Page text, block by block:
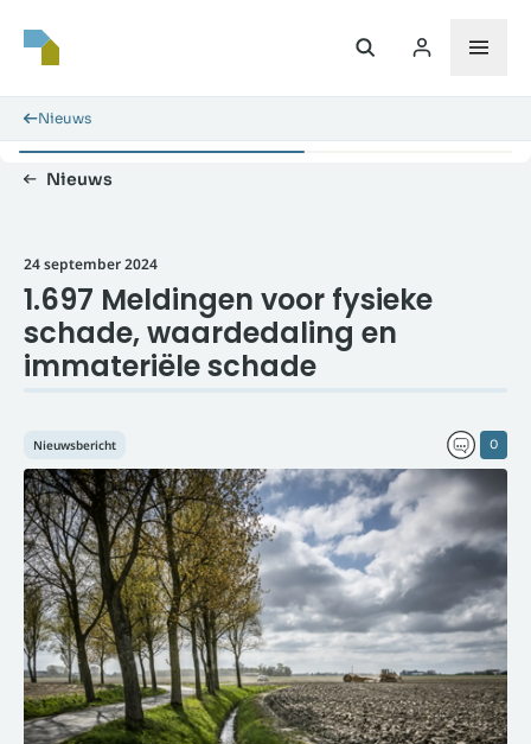
Nieuws
Nieuws
24 september 2024
1.697 Meldingen voor fysieke
schade, waardedaling en
immateriële schade
0
Nieuwsbericht